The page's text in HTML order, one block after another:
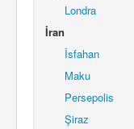
Londra
İran
İsfahan
Maku
Persepolis
Şiraz